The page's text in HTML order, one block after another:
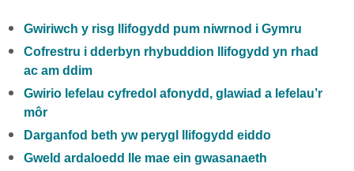
Gwiriwch y risg llifogydd pum niwrnod i Gymru
Cofrestru i dderbyn rhybuddion llifogydd yn rhad
ac am ddim
Gwirio lefelau cyfredol afonydd, glawiad a lefelau’r
môr
Darganfod beth yw perygl llifogydd eiddo
Gweld ardaloedd lle mae ein gwasanaeth